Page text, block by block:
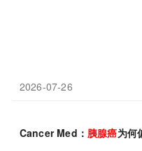
2026-07-26
Cancer Med： 胰腺癌为何